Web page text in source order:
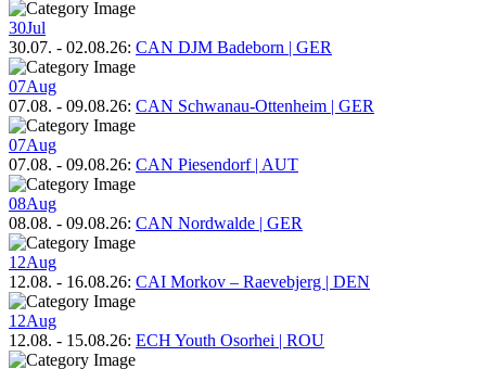
30Jul
30.07. - 02.08.26: CAN DJM Badeborn | GER
07Aug
07.08. - 09.08.26: CAN Schwanau-Ottenheim | GER
07Aug
07.08. - 09.08.26: CAN Piesendorf | AUT
08Aug
08.08. - 09.08.26: CAN Nordwalde | GER
12Aug
12.08. - 16.08.26: CAI Morkov – Raevebjerg | DEN
12Aug
12.08. - 15.08.26: ECH Youth Osorhei | ROU